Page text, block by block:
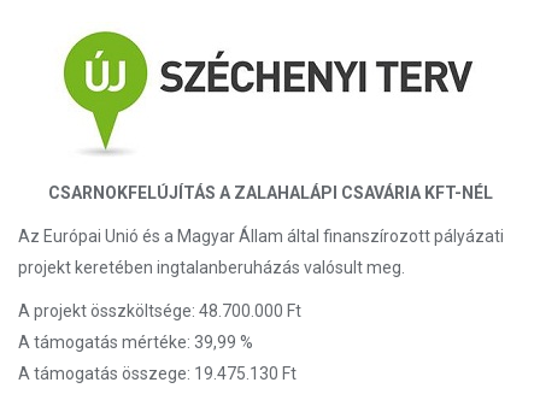
CSARNOKFELÚJÍTÁS A ZALAHALÁPI CSAVÁRIA KFT-NÉL
Az Európai Unió és a Magyar Állam által finanszírozott pályázati
projekt keretében ingtalanberuházás valósult meg.
A projekt összköltsége: 48.700.000 Ft
A támogatás mértéke: 39,99 %
A támogatás összege: 19.475.130 Ft